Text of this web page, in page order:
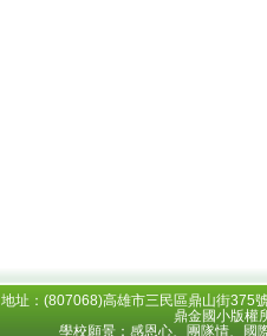
地址：(807068)高雄市三民區鼎山街
鼎金國小版權
學校願景：感恩心、團隊情、國